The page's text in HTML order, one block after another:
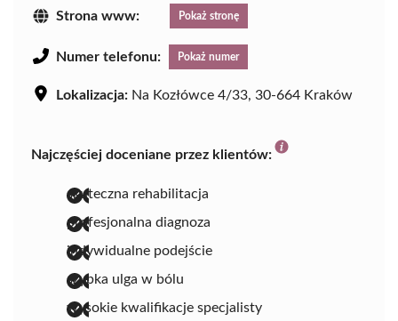
Strona www: Pokaż stronę
Numer telefonu: Pokaż numer
Lokalizacja: Na Kozłówce 4/33, 30-664 Kraków
Najczęściej doceniane przez klientów:
skuteczna rehabilitacja
profesjonalna diagnoza
indywidualne podejście
szybka ulga w bólu
wysokie kwalifikacje specjalisty